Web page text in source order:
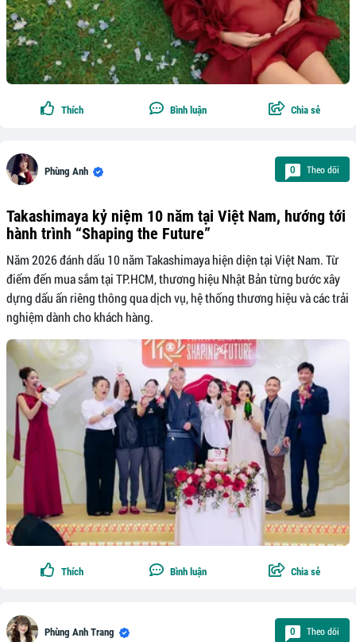
Thích Bình luận Chia sẻ
Phùng Anh 0 Theo dõi
Takashimaya kỷ niệm 10 năm tại Việt Nam, hướng tới
hành trình “Shaping the Future”
Năm 2026 đánh dấu 10 năm Takashimaya hiện diện tại Việt Nam. Từ
điểm đến mua sắm tại TP.HCM, thương hiệu Nhật Bản từng bước xây
dựng dấu ấn riêng thông qua dịch vụ, hệ thống thương hiệu và các trải
nghiệm dành cho khách hàng.
Thích Bình luận Chia sẻ
Phùng Anh Trang 0 Theo dõi